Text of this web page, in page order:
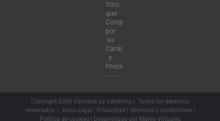
Toro
que
Conquista
por
su
Carácter
y
Precio
Copyright 2026 Vinoteca La Vendimia | Todos los derechos
reservados | Aviso Legal Privacidad Términos y condiciones|
Política de cookies| Desarrollado por Mares Virtuales